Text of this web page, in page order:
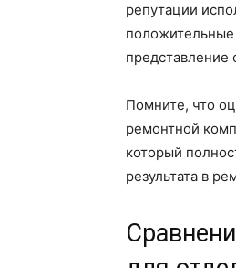
репутации
положительные
представление
Помните, что
ремонтной
который
результата в